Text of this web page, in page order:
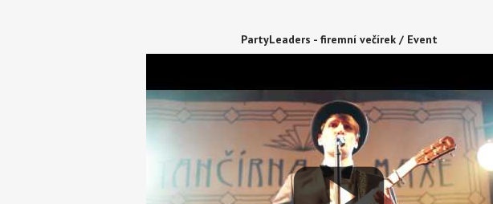
PartyLeaders - firemní večírek / Event